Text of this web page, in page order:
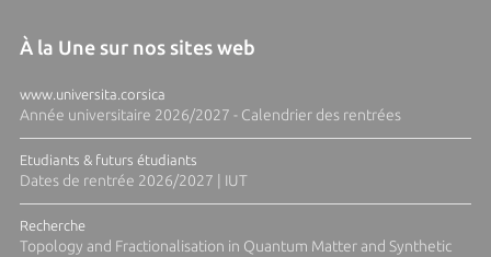
À la Une sur nos sites web
www.universita.corsica
Année universitaire 2026/2027 - Calendrier des rentrées
Etudiants & futurs étudiants
Dates de rentrée 2026/2027 | IUT
Recherche
Topology and Fractionalisation in Quantum Matter and Synthetic